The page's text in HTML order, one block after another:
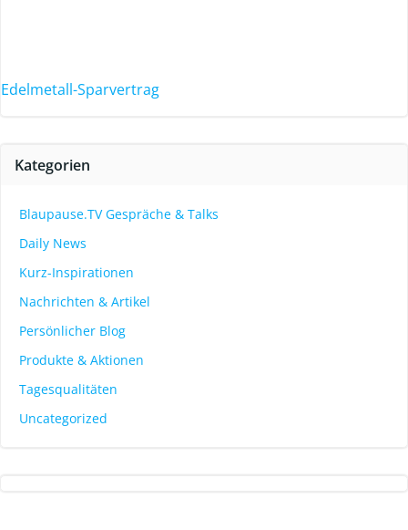
Edelmetall-Sparvertrag
Kategorien
Blaupause.TV Gespräche & Talks
Daily News
Kurz-Inspirationen
Nachrichten & Artikel
Persönlicher Blog
Produkte & Aktionen
Tagesqualitäten
Uncategorized